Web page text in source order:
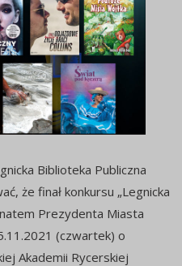
Biblioteka Publiczna
że finał konkursu „Legnicka
Prezydenta Miasta
(czwartek) o
Akademii Rycerskiej